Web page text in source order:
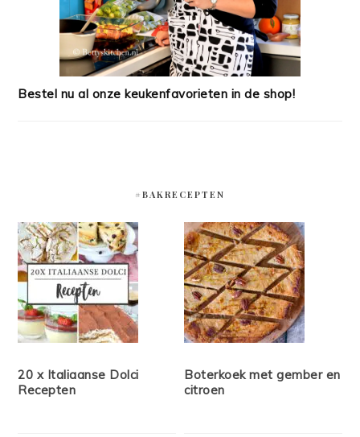
Bestel nu al onze keukenfavorieten in de shop!
#BAKRECEPTEN
20 x Italiaanse Dolci
Recepten
Boterkoek met gember en
citroen